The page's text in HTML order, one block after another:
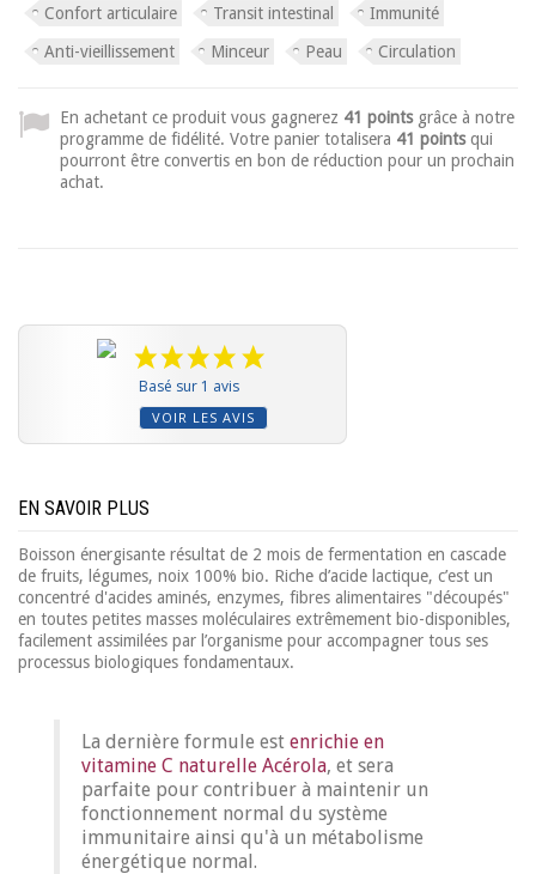
Confort articulaire Transit intestinal
Immunité
Anti-vieillissement
Minceur Peau Circulation
En achetant ce produit vous gagnerez 41 pointsgrâce à notre
programme de fidélité. Votre panier totalisera 41 pointsqui
pourront être convertis en bon de réduction pour un prochain
achat.
Basé sur 1 avis
VOIR LES AVIS
EN SAVOIR PLUS
Boisson énergisante résultat de 2 mois de fermentation en cascade
de fruits, légumes, noix 100% bio. Riche d’acide lactique, c’est un
concentré d'acides aminés, enzymes, fibres alimentaires "découpés"
en toutes petites masses moléculaires extrêmement bio-disponibles,
facilement assimilées par l’organisme pour accompagner tous ses
processus biologiques fondamentaux.
La dernière formule est enrichie en
vitamine C naturelle Acérola, et sera
parfaite pour contribuer à maintenir un
fonctionnement normal du système
immunitaire ainsi qu'à un métabolisme
énergétique normal.